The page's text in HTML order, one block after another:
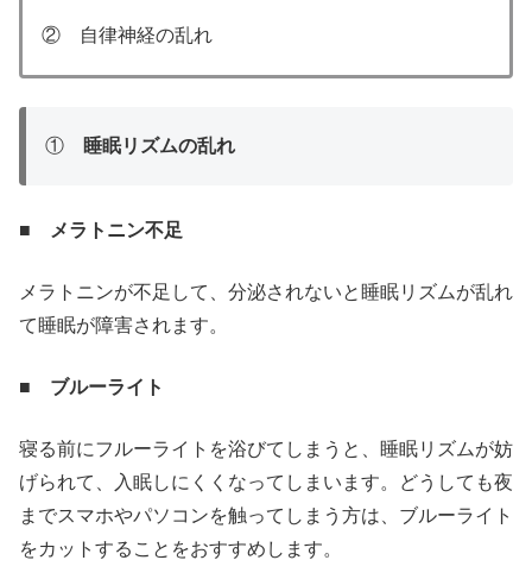
② 自律神経の乱れ
① 睡眠リズムの乱れ
■ メラトニン不足
メラトニンが不足して、分泌されないと睡眠リズムが乱れ
て睡眠が障害されます。
■ ブルーライト
寝る前にフルーライトを浴びてしまうと、睡眠リズムが妨
げられて、入眠しにくくなってしまいます。どうしても夜
までスマホやパソコンを触ってしまう方は、ブルーライト
をカットすることをおすすめします。